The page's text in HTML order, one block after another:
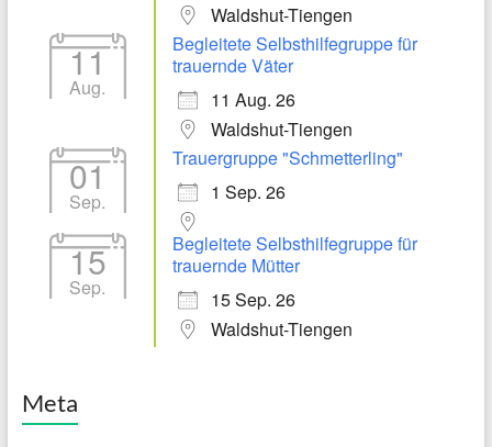
Waldshut-Tiengen
11
Aug.
Begleitete Selbsthilfegruppe für
trauernde Väter
11 Aug. 26
Waldshut-Tiengen
01
Sep.
Trauergruppe "Schmetterling"
1 Sep. 26
15
Sep.
Begleitete Selbsthilfegruppe für
trauernde Mütter
15 Sep. 26
Waldshut-Tiengen
Meta